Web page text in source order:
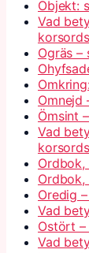
Objekt:
Vad
Ogräs –
Omnejd
Ömsint
Vad
Ordbok,
Ordbok,
Oredig
Vad
Ostört
Vad